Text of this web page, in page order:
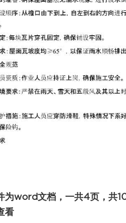
为word文档，一共4页，共
看